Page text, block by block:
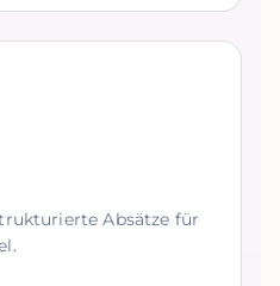
Absätze für